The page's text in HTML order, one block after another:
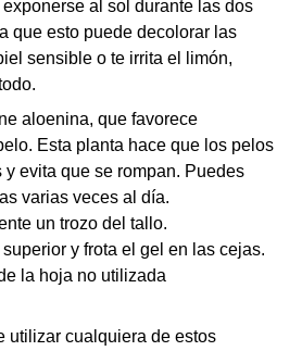
al sol durante las dos
que esto puede decolorar las
sensible o te irrita el limón,
aloenina, que favorece
Esta planta hace que los pelos
evita que se rompan. Puedes
varias veces al día.
un trozo del tallo.
y frota el gel en las cejas.
la hoja no utilizada
utilizar cualquiera de estos